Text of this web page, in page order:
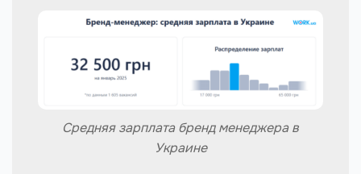
Средняя зарплата бренд менеджера в
Украине